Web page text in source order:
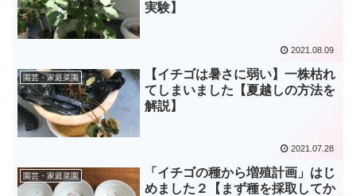
実験】
2021.08.09
園芸・家庭菜園
【イチゴは暑さに弱い】一株枯れ
てしまいました【夏越しの方法を
解説】
2021.07.28
園芸・家庭菜園
「イチゴの種から増殖計画」はじ
めました２【まず種を採取してか